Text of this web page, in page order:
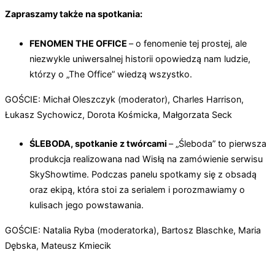
Zapraszamy także na spotkania:
FENOMEN THE OFFICE – o fenomenie tej prostej, ale
niezwykle uniwersalnej historii opowiedzą nam ludzie,
którzy o „The Office” wiedzą wszystko.
GOŚCIE: Michał Oleszczyk (moderator), Charles Harrison,
Łukasz Sychowicz, Dorota Kośmicka, Małgorzata Seck
ŚLEBODA, spotkanie z twórcami – „Śleboda” to pierwsza
produkcja realizowana nad Wisłą na zamówienie serwisu
SkyShowtime. Podczas panelu spotkamy się z obsadą
oraz ekipą, która stoi za serialem i porozmawiamy o
kulisach jego powstawania.
GOŚCIE: Natalia Ryba (moderatorka), Bartosz Blaschke, Maria
Dębska, Mateusz Kmiecik